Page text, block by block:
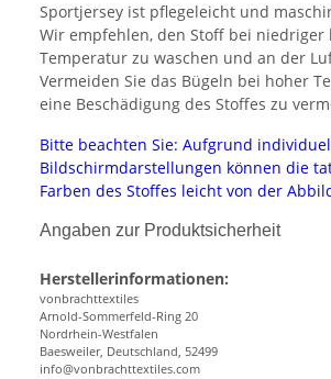
Sportjersey ist pflegeleicht und
Wir empfehlen, den Stoff bei
Temperatur zu waschen und an der
Vermeiden Sie das Bügeln bei hoher
eine Beschädigung des Stoffes zu
Bitte beachten Sie: Aufgrund
Bildschirmdarstellungen können die
Farben des Stoffes leicht von der
Angaben zur Produktsicherheit
Herstellerinformationen:
vonbrachttextiles
Arnold-Sommerfeld-Ring 20
Nordrhein-Westfalen
Baesweiler, Deutschland, 52499
info@vonbrachttextiles.com